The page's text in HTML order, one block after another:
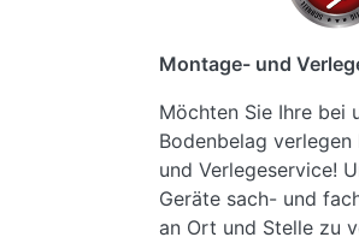
Montage- und
Möchten Sie Ihre bei
Bodenbelag
und Verlegeservice!
Geräte sach- und
an Ort und Stelle zu